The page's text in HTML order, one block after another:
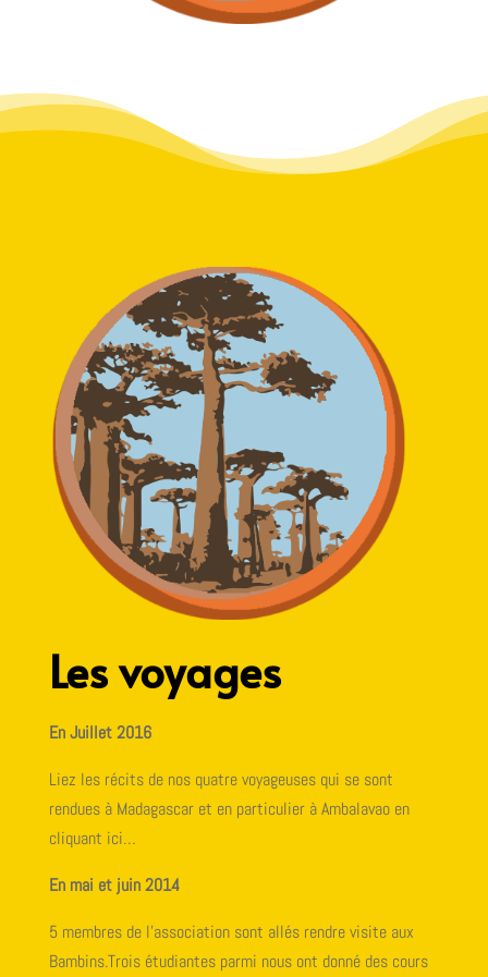
Les voyages
En Juillet 2016
Liez les récits de nos quatre voyageuses qui se sont
rendues à Madagascar et en particulier à Ambalavao en
cliquant ici…
En mai et juin 2014
5 membres de l’association sont allés rendre visite aux
Bambins.Trois étudiantes parmi nous ont donné des cours